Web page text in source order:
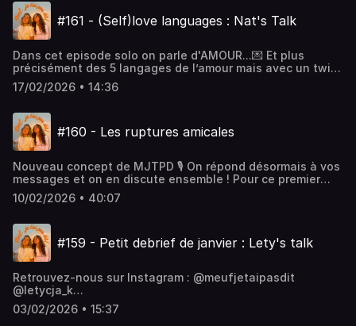
Instagram : @meufjetaipasdit @letycja_k
@natalia.ptkhttps://www.instagram.com/
: @meufjetaipasdit @letycja_k
:
@NataliaOliviaPtkhttps://www.youtube.com/
#161 - (Self)love languages : Nat's Talk
Dans cet episode solo on parle d'AMOUR...💌 Et plus
précisément des 5 langages de l’amour mais avec un twist
: on les explore en version self love.Comment s’aimer soi-
même à travers les mots, le temps qu’on s’accorde, les
propre love story!Enjoy 🧡 NatRetrouvez-nous sur
Instagram : @meufjetaipasdit @letycja_k
@natalia.ptkhttps://www.instagram.com/
@natalia.ptkhttps://www.tiktok.com/@letycja_khttps://
:
@NataliaOliviaPtkhttps://www.youtube.com/
17/02/2026 • 14:36
#160 - Les ruptures amicales
Nouveau concept de MJTPD 🎙️ On répond désormais à vos
messages et on en discute ensemble ! Pour ce premier
épisode, on lit le message d’une de nos auditrices qui
nous parle d’une rupture amicale. À partir de son histoire,
terminent, les incompréhensions, et la douleur que ça
peut laisser.Retrouvez-nous sur Instagram :
@meufjetaipasdit @letycja_k
: @meufjetaipasdit @letycja_k
@natalia.ptkhttps://www.tiktok.com/@letycja_khttps://
:
@NataliaOliviaPtkhttps://www.youtube.com/
10/02/2026 • 40:07
#159 - Petit debrief de janvier : Lety's talk
Retrouvez-nous sur Instagram : @meufjetaipasdit
@letycja_k
@natalia.ptkhttps://www.instagram.com/
: @meufjetaipasdit @letycja_k
03/02/2026 • 15:37